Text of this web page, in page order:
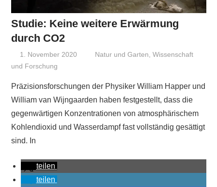
Studie: Keine weitere Erwärmung
durch CO2
1. November 2020 Niki Vogt
Natur und Garten ,Wissenschaft
und Forschung
Präzisionsforschungen der Physiker William Happer und
William van Wijngaarden haben festgestellt, dass die
gegenwärtigen Konzentrationen von atmosphärischem
Kohlendioxid und Wasserdampf fast vollständig gesättigt
sind. In
teilen
teilen